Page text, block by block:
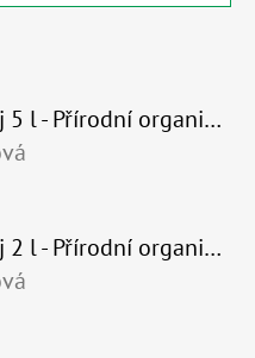
Mesiho žížalí čaj 5 l - Přírodní organické hnojivo 100% nature
5 z 5 hvězdiček.
Mesiho žížalí čaj 2 l - Přírodní organické hnojivo 100% nature - recyklovaný obal
5 z 5 hvězdiček.